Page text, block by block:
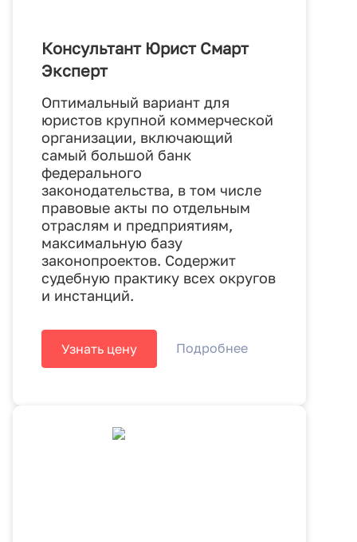
Консультант Юрист Смарт
Эксперт
Оптимальный вариант для
юристов крупной коммерческой
организации, включающий
самый большой банк
федерального
законодательства, в том числе
правовые акты по отдельным
отраслям и предприятиям,
максимальную базу
законопроектов. Содержит
судебную практику всех округов
и инстанций.
Узнать цену Подробнее